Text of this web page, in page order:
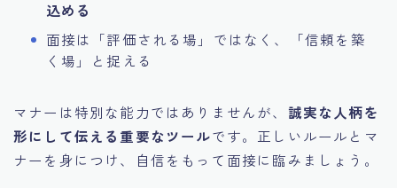
込める
面接は「評価される場」ではなく、「信頼を築
く場」と捉える
マナーは特別な能力ではありませんが、 誠実な人柄を
形にして伝える重要なツールです。正しいルールとマ
ナーを身につけ、自信をもって面接に臨みましょう。